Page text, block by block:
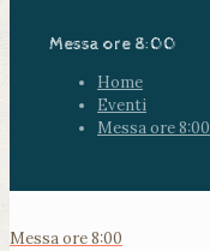
Messa ore 8:00
Home
Eventi
Messa ore 8:00
Messa ore 8:00